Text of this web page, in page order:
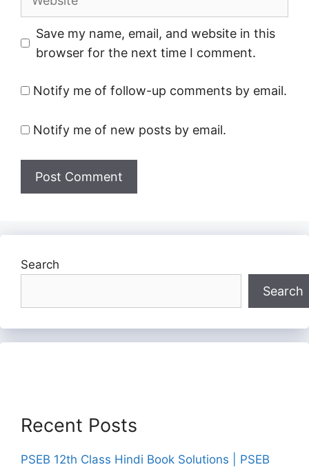
Save my name, email, and website in this
browser for the next time I comment.
Notify me of follow-up comments by email.
Notify me of new posts by email.
Search
Search
Recent Posts
PSEB 12th Class Hindi Book Solutions | PSEB